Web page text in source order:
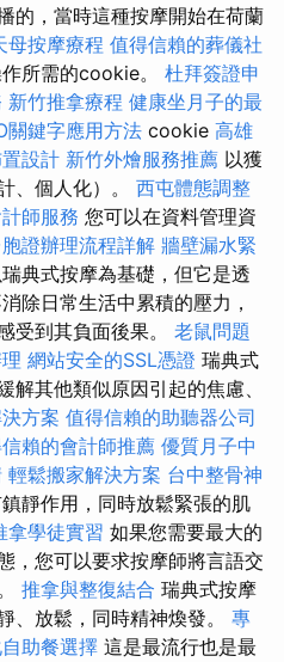
的，當時這種按摩開始在荷蘭
母按摩療程 值得信賴的葬儀社
所需的cookie。 杜拜簽證申
新竹推拿療程 健康坐月子的最
關鍵字應用方法 cookie 高雄
設計 新竹外燴服務推薦 以獲
、個人化）。 西屯體態調整
師服務 您可以在資料管理資
證辦理流程詳解 牆壁漏水緊
典式按摩為基礎，但它是透
除日常生活中累積的壓力，
受到其負面後果。 老鼠問題
網站安全的SSL憑證 瑞典式
其他類似原因引起的焦慮、
方案 值得信賴的助聽器公司
賴的會計師推薦 優質月子中
輕鬆搬家解決方案 台中整骨神
靜作用，同時放鬆緊張的肌
拿學徒實習 如果您需要最大的
，您可以要求按摩師將言語交
推拿與整復結合 瑞典式按摩
、放鬆，同時精神煥發。 專
助餐選擇 這是最流行也是最